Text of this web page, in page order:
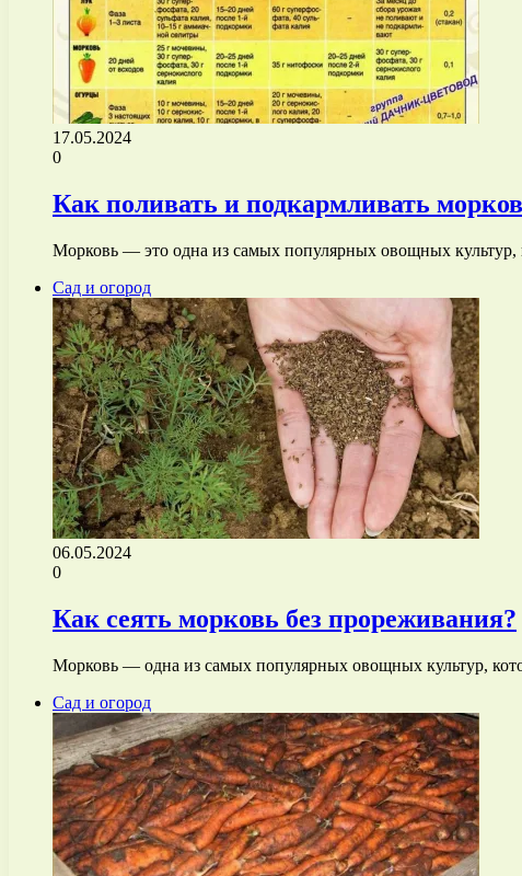
17.05.2024
0
Как поливать и подкармливать
Морковь — это одна из самых популярных овощных
Сад и огород
06.05.2024
0
Как сеять морковь без прореживания?
Морковь — одна из самых популярных овощных культур,
Сад и огород